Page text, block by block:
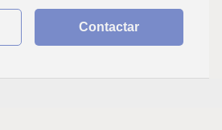
Contactar